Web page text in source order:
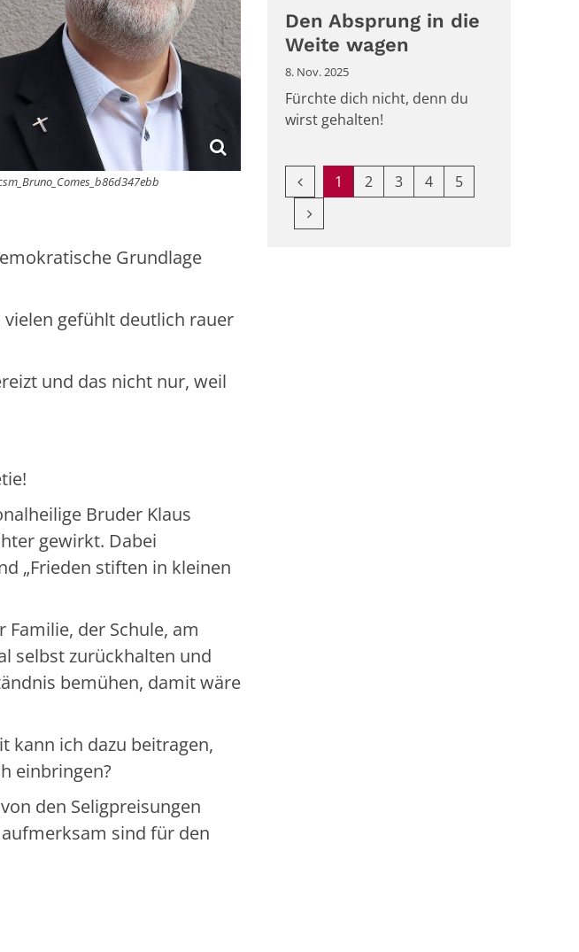
Grundlage
gefühlt deutlich rauer
und das nicht nur, weil
Bruder Klaus
gewirkt. Dabei
„Frieden stiften in kleinen
der Schule, am
selbst zurückhalten und
bemühen, damit wäre
kann ich dazu beitragen,
einbringen?
den Seligpreisungen
sind für den
Den Absprung in die
Weite wagen
8. Nov. 2025
Fürchte dich nicht, denn du
wirst gehalten!
Vorherige Seite
1 2 3 4
5
Nächste Seite